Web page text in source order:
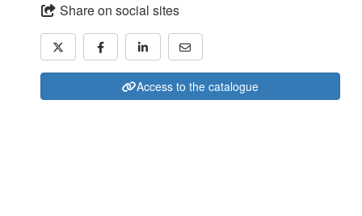
Share on social sites
Access to the catalogue